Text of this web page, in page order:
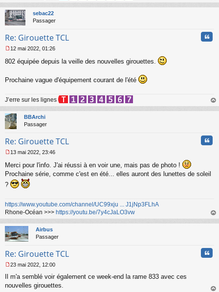
n
l
u
au
sebac22
Passager
Re: Girouette TCL
e
a
e
n
o
n
l
12 mai 2022, 01:26
802 équipée depuis la veille des nouvelles girouettes.
Prochaine vague d'équipement courant de l'été
J’erre sur les lignes
au
BBArchi
Passager
Re: Girouette TCL
e
s
s
a
e
n
o
n
l
u
13 mai 2022, 23:46
Merci pour l'info. J'ai réussi à en voir une, mais pas de photo !
Prochaine série, comme c'est en été... elles auront des lunettes de soleil
?
https://www.youtube.com/channel/UC99xju ... J1jNp3FLhA
Rhone-Océan >>> https://youtu.be/7y4cJaLO3vw
au
Airbus
Passager
Re: Girouette TCL
e
s
23 mai 2022, 12:00
Il m'a semblé voir également ce week-end la rame 833 avec ces
nouvelles girouettes.